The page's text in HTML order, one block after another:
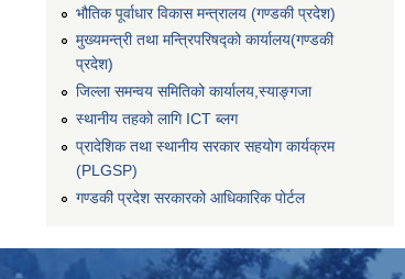
भौतिक पूर्वाधार विकास मन्त्रालय (गण्डकी प्रदेश)
मुख्यमन्त्री तथा मन्त्रिपरिषद्को कार्यालय(गण्डकी
प्रदेश)
जिल्ला समन्वय समितिको कार्यालय,स्याङ्गजा
स्थानीय तहको लागि ICT ब्लग
प्रादेशिक तथा स्थानीय सरकार सहयोग कार्यक्रम
(PLGSP)
गण्डकी प्रदेश सरकारको आधिकारिक पोर्टल